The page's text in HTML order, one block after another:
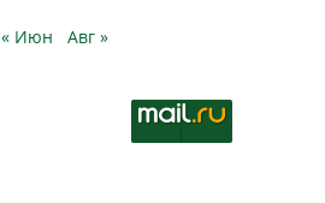
« Июн Авг »